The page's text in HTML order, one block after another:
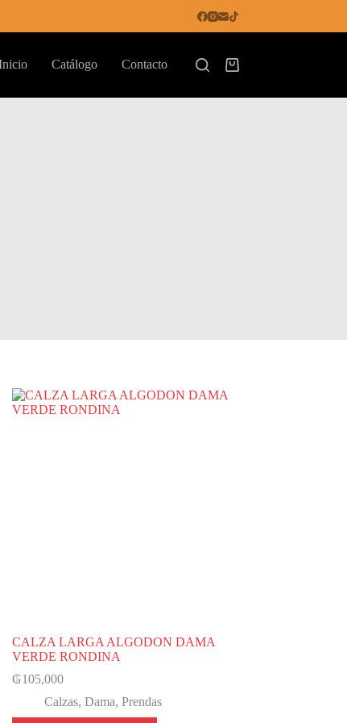
Catálogo Contacto
Shopping
CALZA LARGA ALGODON DAMA
VERDE RONDINA
₲105,000
Calzas,Dama,Prendas